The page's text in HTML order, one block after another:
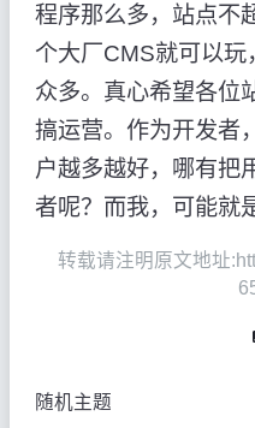
程序那么多，站点不
个大厂CMS就可以
众多。真心希望各位
搞运营。作为开发者
户越多越好，哪有把
者呢？而我，可能就
转载请注明原文地址
随机主题